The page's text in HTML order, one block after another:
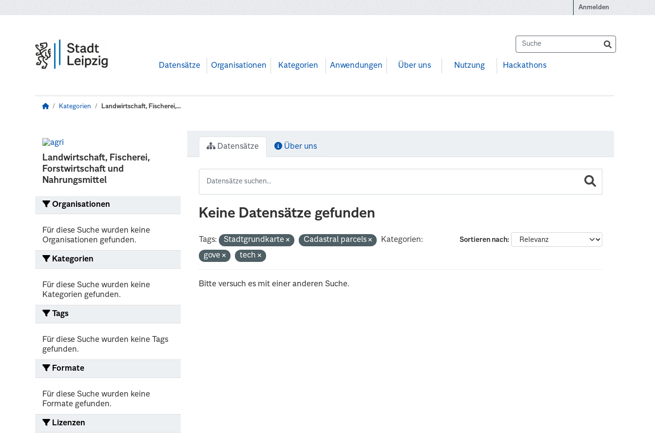
Anmelden
Datensätze Organisationen Kategorien Anwendungen Über uns Nutzung Hackathons
Kategorien Landwirtschaft, Fischerei,...
Landwirtschaft, Fischerei,
Forstwirtschaft und
Nahrungsmittel
Organisationen
Für diese Suche wurden keine
Organisationen gefunden.
Kategorien
Für diese Suche wurden keine
Kategorien gefunden.
Tags
Für diese Suche wurden keine Tags
gefunden.
Formate
Für diese Suche wurden keine
Formate gefunden.
Lizenzen
Datensätze Über uns
Keine Datensätze gefunden
Sortieren nach
Tags: Stadtgrundkarte Cadastral parcels
Kategorien:
gove
tech
Bitte versuch es mit einer anderen Suche.